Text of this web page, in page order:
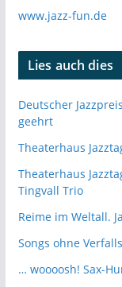
www.jazz-fun.de
Lies auch dies
Deutscher
geehrt
Theaterhaus
Theaterhaus
Tingvall Trio
Reime im Weltall.
Songs ohne
… woooosh! Sax-